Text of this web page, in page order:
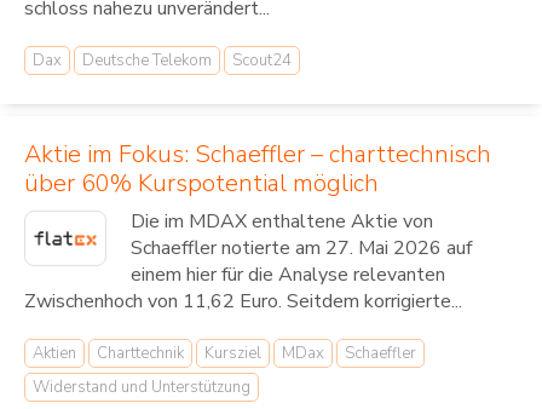
schloss nahezu unverändert...
Dax Deutsche Telekom Scout24
Aktie im Fokus: Schaeffler – charttechnisch
über 60% Kurspotential möglich
Die im MDAX enthaltene Aktie von
Schaeffler notierte am 27. Mai 2026 auf
einem hier für die Analyse relevanten
Zwischenhoch von 11,62 Euro. Seitdem korrigierte...
Aktien Charttechnik Kursziel MDax
Schaeffler
Widerstand und Unterstützung